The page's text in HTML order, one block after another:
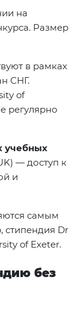
на
Размер
в рамках
СНГ.
of
регулярно
учебных
— доступ к
и
самым
стипендия Dr
of Exeter.
без